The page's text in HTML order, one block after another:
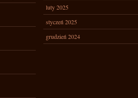
luty 2025
styczeń 2025
grudzień 2024